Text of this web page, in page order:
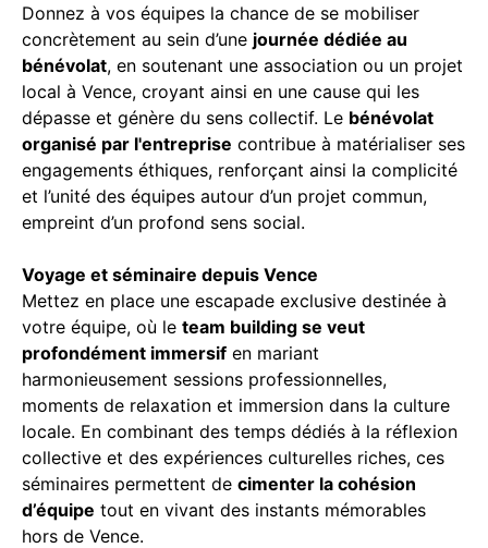
Donnez à vos équipes la chance de se mobiliser
concrètement au sein d’une journée dédiée au
bénévolat, en soutenant une association ou un projet
local à Vence, croyant ainsi en une cause qui les
dépasse et génère du sens collectif. Le bénévolat
organisé par l'entreprise contribue à matérialiser ses
engagements éthiques, renforçant ainsi la complicité
et l’unité des équipes autour d’un projet commun,
empreint d’un profond sens social.
Voyage et séminaire depuis Vence
Mettez en place une escapade exclusive destinée à
votre équipe, où le team building se veut
profondément immersif en mariant
harmonieusement sessions professionnelles,
moments de relaxation et immersion dans la culture
locale. En combinant des temps dédiés à la réflexion
collective et des expériences culturelles riches, ces
séminaires permettent de cimenter la cohésion
d’équipe tout en vivant des instants mémorables
hors de Vence.